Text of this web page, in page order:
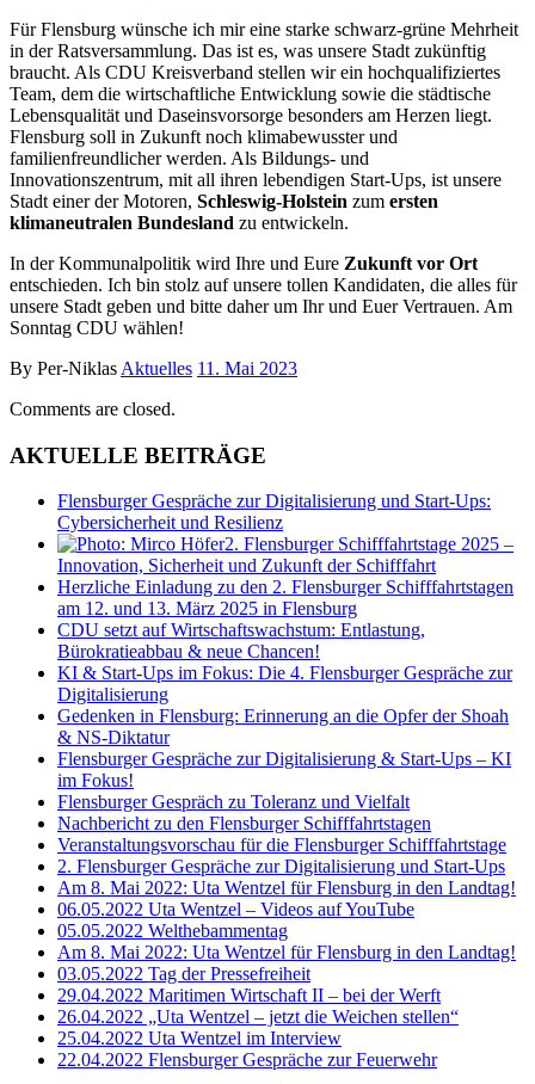
Für Flensburg wünsche ich mir eine starke schwarz-grüne Mehrheit
in der Ratsversammlung. Das ist es, was unsere Stadt zukünftig
braucht. Als CDU Kreisverband stellen wir ein hochqualifiziertes
Team, dem die wirtschaftliche Entwicklung sowie die städtische
Lebensqualität und Daseinsvorsorge besonders am Herzen liegt.
Flensburg soll in Zukunft noch klimabewusster und
familienfreundlicher werden. Als Bildungs- und
Innovationszentrum, mit all ihren lebendigen Start-Ups, ist unsere
Stadt einer der Motoren, Schleswig-Holstein zum ersten
klimaneutralen Bundesland zu entwickeln.
In der Kommunalpolitik wird Ihre und Eure Zukunft vor Ort
entschieden. Ich bin stolz auf unsere tollen Kandidaten, die alles für
unsere Stadt geben und bitte daher um Ihr und Euer Vertrauen. Am
Sonntag CDU wählen!
By Per-Niklas Aktuelles 11. Mai 2023
Comments are closed.
AKTUELLE BEITRÄGE
Flensburger Gespräche zur Digitalisierung und Start-Ups:
Cybersicherheit und Resilienz
2. Flensburger Schifffahrtstage 2025 –
Innovation, Sicherheit und Zukunft der Schifffahrt
Herzliche Einladung zu den 2. Flensburger Schifffahrtstagen
am 12. und 13. März 2025 in Flensburg
CDU setzt auf Wirtschaftswachstum: Entlastung,
Bürokratieabbau & neue Chancen!
KI & Start-Ups im Fokus: Die 4. Flensburger Gespräche zur
Digitalisierung
Gedenken in Flensburg: Erinnerung an die Opfer der Shoah
& NS-Diktatur
Flensburger Gespräche zur Digitalisierung & Start-Ups – KI
im Fokus!
Flensburger Gespräch zu Toleranz und Vielfalt
Nachbericht zu den Flensburger Schifffahrtstagen
Veranstaltungsvorschau für die Flensburger Schifffahrtstage
2. Flensburger Gespräche zur Digitalisierung und Start-Ups
Am 8. Mai 2022: Uta Wentzel für Flensburg in den Landtag!
06.05.2022 Uta Wentzel – Videos auf YouTube
05.05.2022 Welthebammentag
Am 8. Mai 2022: Uta Wentzel für Flensburg in den Landtag!
03.05.2022 Tag der Pressefreiheit
29.04.2022 Maritimen Wirtschaft II – bei der Werft
26.04.2022 „Uta Wentzel – jetzt die Weichen stellen“
25.04.2022 Uta Wentzel im Interview
22.04.2022 Flensburger Gespräche zur Feuerwehr